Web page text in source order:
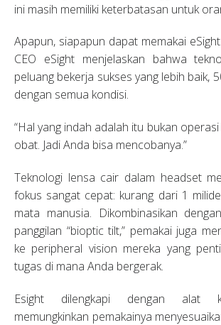
ini masih memiliki keterbatasan untuk
Apapun, siapapun dapat memakai
CEO eSight menjelaskan bahwa
peluang bekerja sukses yang lebih baik,
dengan semua kondisi.
“Hal yang indah adalah itu bukan
obat. Jadi Anda bisa mencobanya.”
Teknologi lensa cair dalam headset
fokus sangat cepat: kurang dari 1
mata manusia. Dikombinasikan
panggilan “bioptic tilt,” pemakai juga
ke peripheral vision mereka yang
tugas di mana Anda bergerak.
Esight dilengkapi dengan alat
memungkinkan pemakainya